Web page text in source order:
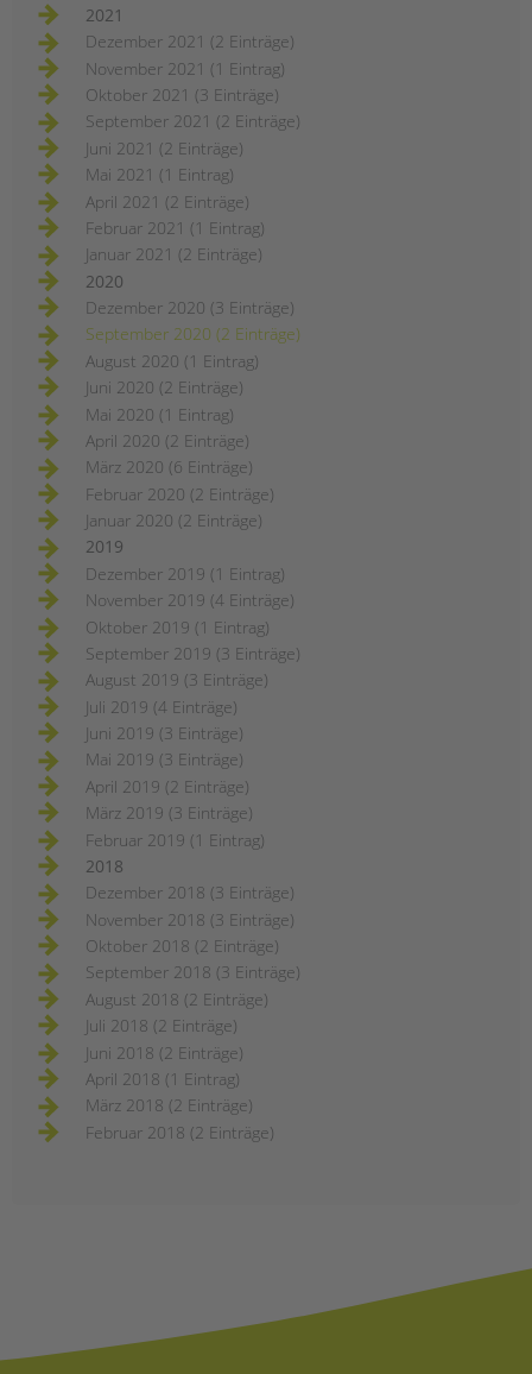
2021
Dezember 2021 (2 Einträge)
November 2021 (1 Eintrag)
Oktober 2021 (3 Einträge)
September 2021 (2 Einträge)
Juni 2021 (2 Einträge)
Mai 2021 (1 Eintrag)
April 2021 (2 Einträge)
Februar 2021 (1 Eintrag)
Januar 2021 (2 Einträge)
2020
Dezember 2020 (3 Einträge)
September 2020 (2 Einträge)
August 2020 (1 Eintrag)
Juni 2020 (2 Einträge)
Mai 2020 (1 Eintrag)
April 2020 (2 Einträge)
März 2020 (6 Einträge)
Februar 2020 (2 Einträge)
Januar 2020 (2 Einträge)
2019
Dezember 2019 (1 Eintrag)
November 2019 (4 Einträge)
Oktober 2019 (1 Eintrag)
September 2019 (3 Einträge)
August 2019 (3 Einträge)
Juli 2019 (4 Einträge)
Juni 2019 (3 Einträge)
Mai 2019 (3 Einträge)
April 2019 (2 Einträge)
März 2019 (3 Einträge)
Februar 2019 (1 Eintrag)
2018
Dezember 2018 (3 Einträge)
November 2018 (3 Einträge)
Oktober 2018 (2 Einträge)
September 2018 (3 Einträge)
August 2018 (2 Einträge)
Juli 2018 (2 Einträge)
Juni 2018 (2 Einträge)
April 2018 (1 Eintrag)
März 2018 (2 Einträge)
Februar 2018 (2 Einträge)